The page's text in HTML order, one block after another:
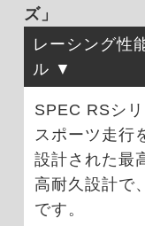
ズ」
レーシング性
ル
SPEC RSシ
スポーツ走行
設計された最
高耐久設計で
です。